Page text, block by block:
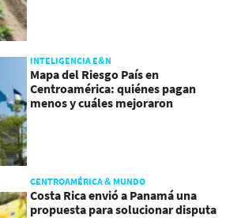
INTELIGENCIA E&N
Mapa del Riesgo País en
Centroamérica: quiénes pagan
menos y cuáles mejoraron
CENTROAMÉRICA & MUNDO
Costa Rica envió a Panamá una
propuesta para solucionar disputa